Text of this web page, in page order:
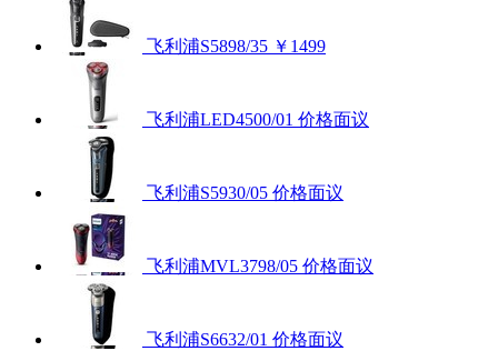
飞利浦S5898/35 ￥1499
飞利浦LED4500/01 价格面议
飞利浦S5930/05 价格面议
飞利浦MVL3798/05 价格面议
飞利浦S6632/01 价格面议